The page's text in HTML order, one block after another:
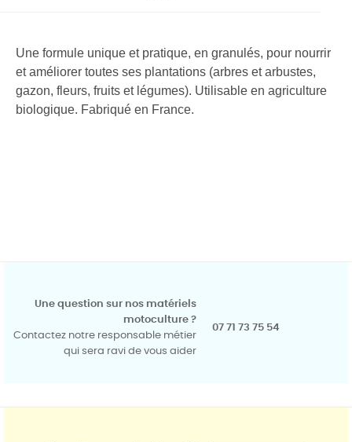
Une formule unique et pratique, en granulés, pour nourrir
et améliorer toutes ses plantations (arbres et arbustes,
gazon, fleurs, fruits et légumes). Utilisable en agriculture
biologique. Fabriqué en France.
Une question sur nos matériels
motoculture ?
Contactez notre responsable métier
qui sera ravi de vous aider
07 71 73 75 54